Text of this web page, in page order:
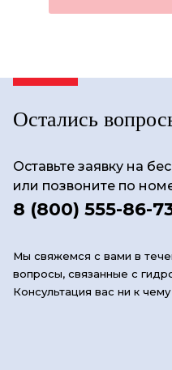
Остались
Оставьте заявку на
или позвоните по
8 (800) 555-86-
Мы свяжемся с вами в
вопросы, связанные с
Консультация вас ни к